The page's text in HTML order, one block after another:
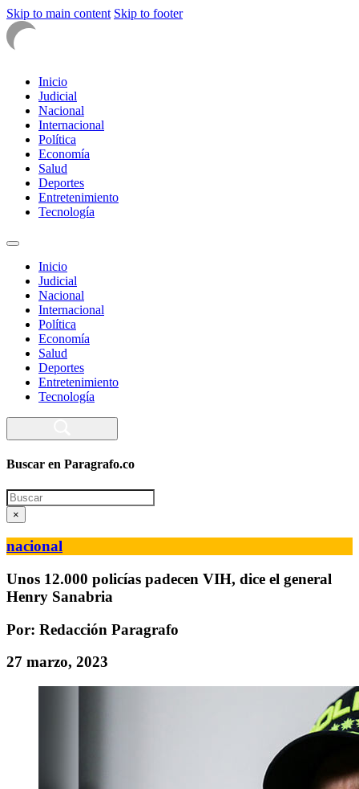
Skip to main content Skip to footer
Inicio
Judicial
Nacional
Internacional
Política
Economía
Salud
Deportes
Entretenimiento
Tecnología
Inicio
Judicial
Nacional
Internacional
Política
Economía
Salud
Deportes
Entretenimiento
Tecnología
Buscar en Paragrafo.co
Search
×
nacional
Unos 12.000 policías padecen VIH, dice el general
Henry Sanabria
Por: Redacción Paragrafo
27 marzo, 2023